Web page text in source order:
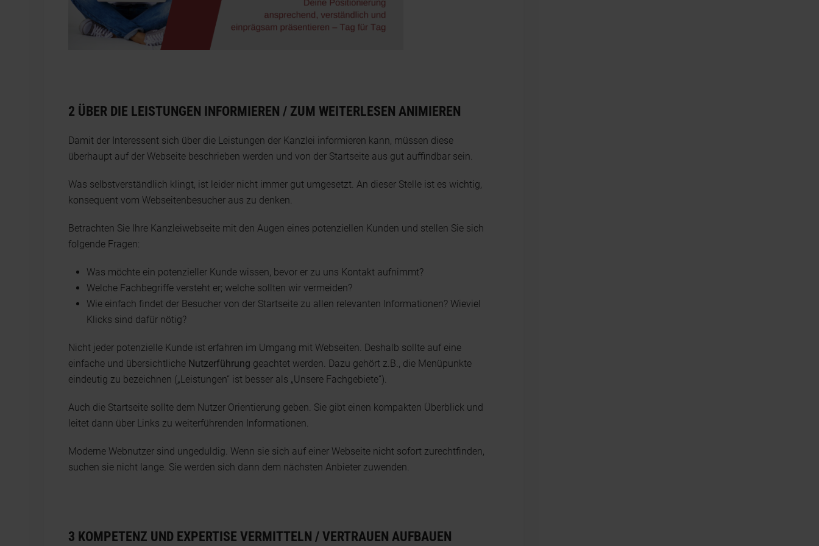
2 ÜBER DIE LEISTUNGEN INFORMIEREN / ZUM WEITERLESEN ANIMIEREN
Damit der Interessent sich über die Leistungen der Kanzlei informieren kann, müssen diese
überhaupt auf der Webseite beschrieben werden und von der Startseite aus gut auffindbar sein.
Was selbstverständlich klingt, ist leider nicht immer gut umgesetzt. An dieser Stelle ist es wichtig,
konsequent vom Webseitenbesucher aus zu denken.
Betrachten Sie Ihre Kanzleiwebseite mit den Augen eines potenziellen Kunden und stellen Sie sich
folgende Fragen:
Was möchte ein potenzieller Kunde wissen, bevor er zu uns Kontakt aufnimmt?
Welche Fachbegriffe versteht er; welche sollten wir vermeiden?
Wie einfach findet der Besucher von der Startseite zu allen relevanten Informationen? Wieviel
Klicks sind dafür nötig?
Nicht jeder potenzielle Kunde ist erfahren im Umgang mit Webseiten. Deshalb sollte auf eine
einfache und übersichtliche Nutzerführung geachtet werden. Dazu gehört z.B., die Menüpunkte
eindeutig zu bezeichnen („Leistungen“ ist besser als „Unsere Fachgebiete“).
Auch die Startseite sollte dem Nutzer Orientierung geben. Sie gibt einen kompakten Überblick und
leitet dann über Links zu weiterführenden Informationen.
Moderne Webnutzer sind ungeduldig. Wenn sie sich auf einer Webseite nicht sofort zurechtfinden,
suchen sie nicht lange. Sie werden sich dann dem nächsten Anbieter zuwenden.
3 KOMPETENZ UND EXPERTISE VERMITTELN / VERTRAUEN AUFBAUEN